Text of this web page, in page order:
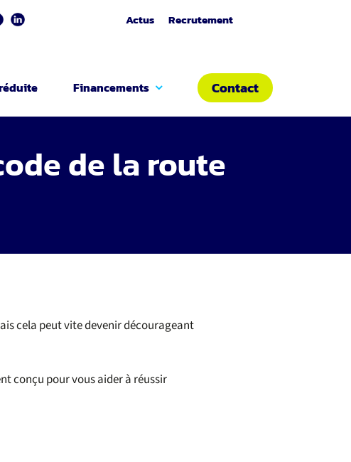
Actus Recrutement
Financements Contact
de la route
cela peut vite devenir décourageant
conçu pour vous aider à réussir